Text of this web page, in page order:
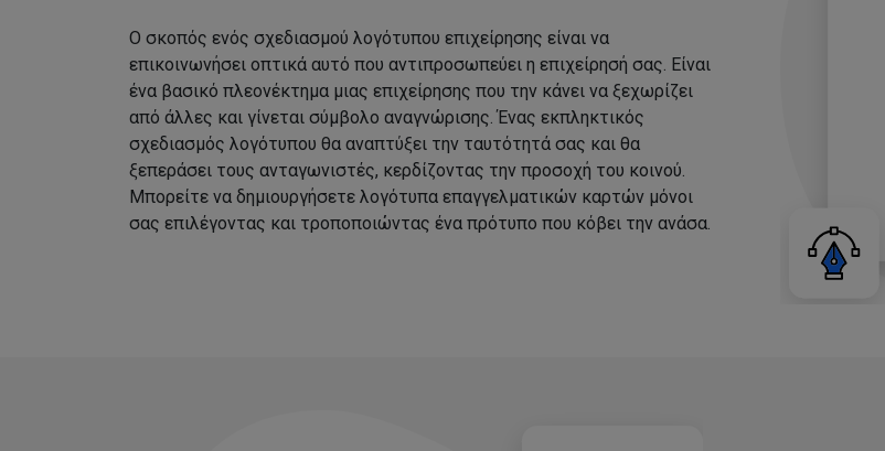
Ο σκοπός ενός σχεδιασμού λογότυπου επιχείρησης είναι να
επικοινωνήσει οπτικά αυτό που αντιπροσωπεύει η επιχείρησή σας. Είναι
ένα βασικό πλεονέκτημα μιας επιχείρησης που την κάνει να ξεχωρίζει
από άλλες και γίνεται σύμβολο αναγνώρισης. Ένας εκπληκτικός
σχεδιασμός λογότυπου θα αναπτύξει την ταυτότητά σας και θα
ξεπεράσει τους ανταγωνιστές, κερδίζοντας την προσοχή του κοινού.
Μπορείτε να δημιουργήσετε λογότυπα επαγγελματικών καρτών μόνοι
σας επιλέγοντας και τροποποιώντας ένα πρότυπο που κόβει την ανάσα.